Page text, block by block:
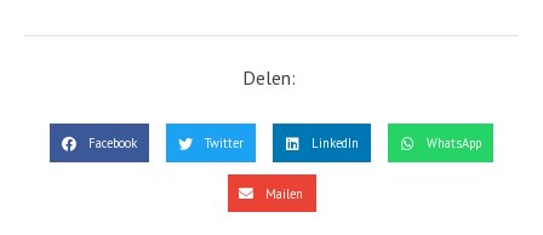
Delen:
Facebook Twitter LinkedIn WhatsApp
Mailen